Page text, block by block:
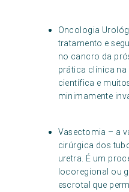
Oncologia
tratamento e
no cancro da
prática clínica
científica e
minimamente
Vasectomia – a
cirúrgica dos
uretra. É um
locoregional ou
escrotal que